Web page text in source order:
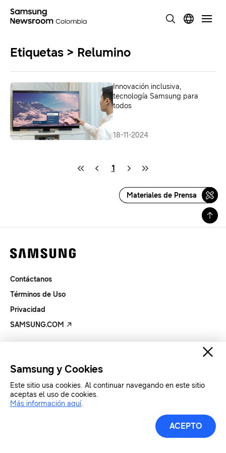
Etiquetas > Relumino
Innovación inclusiva,
tecnología Samsung para
todos
18-11-2024
1
Materiales de Prensa
Contáctanos
Términos de Uso
Privacidad
SAMSUNG.COM
Samsung y Cookies
Este sitio usa cookies. Al continuar navegando en este sitio
aceptas el uso de cookies.
Más información aquí.
ACEPTO